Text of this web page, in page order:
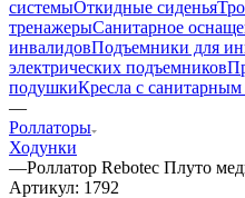
системыОткидные сиденья
тренажерыСанитарное
инвалидовПодъемники для
электрических подъемников
подушкиКресла с
—
Роллаторы
Ходунки
—Роллатор Rebotec Плуто
Артикул: 1792